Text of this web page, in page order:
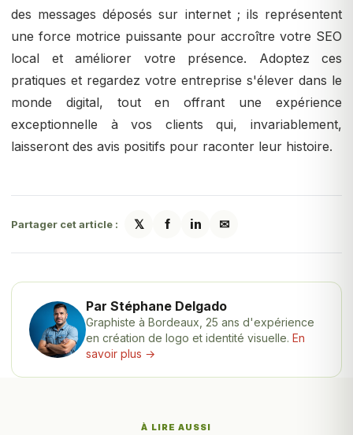
des messages déposés sur internet ; ils représentent
une force motrice puissante pour accroître votre SEO
local et améliorer votre présence. Adoptez ces
pratiques et regardez votre entreprise s'élever dans le
monde digital, tout en offrant une expérience
exceptionnelle à vos clients qui, invariablement,
laisseront des avis positifs pour raconter leur histoire.
Partager cet article : 𝕏 f in ✉
Par Stéphane Delgado
Graphiste à Bordeaux, 25 ans d'expérience
en création de logo et identité visuelle. En
savoir plus →
À LIRE AUSSI